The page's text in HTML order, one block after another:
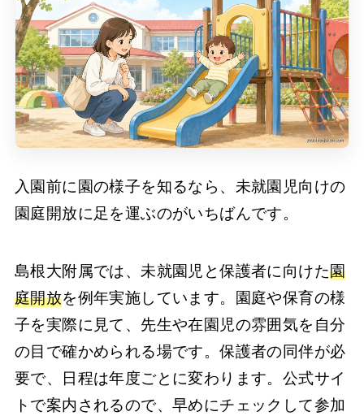
入園前に園の様子を知るなら、未就園児向けの
園庭開放に足を運ぶのがいちばんです。
島根大附属では、未就園児と保護者に向けた園
庭開放を例年実施しています。園庭や保育の様
子を実際に見て、先生や在園児の雰囲気を自分
の目で確かめられる場です。保護者の同伴が必
要で、日程は年度ごとに変わります。公式サイ
トで案内されるので、早めにチェックして参加